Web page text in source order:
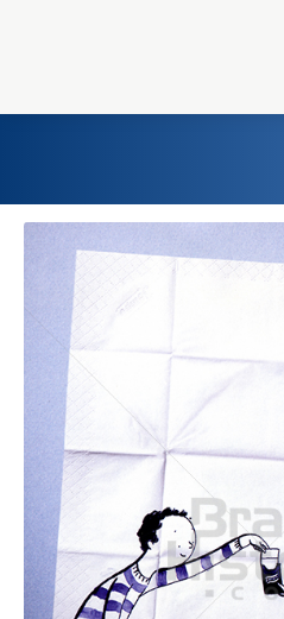
Home
Einst und Heute
Marken
Konzerne